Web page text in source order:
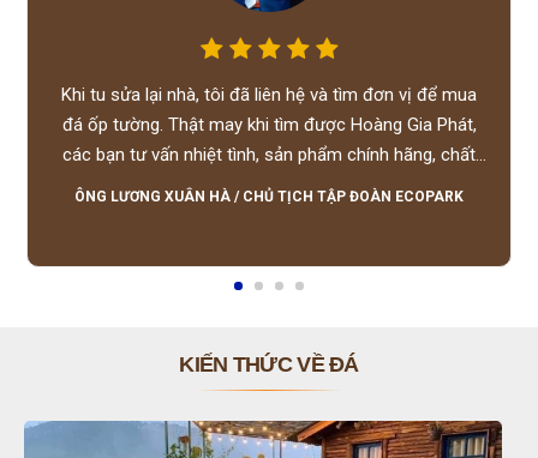
Khi tu sửa lại nhà, tôi đã liên hệ và tìm đơn vị để mua
đá ốp tường. Thật may khi tìm được Hoàng Gia Phát,
các bạn tư vấn nhiệt tình, sản phẩm chính hãng, chất
lượng tốt, giá hợp lý, hỗ trợ tận tình.
ÔNG LƯƠNG XUÂN HÀ / CHỦ TỊCH TẬP ĐOÀN ECOPARK
KIẾN THỨC VỀ ĐÁ